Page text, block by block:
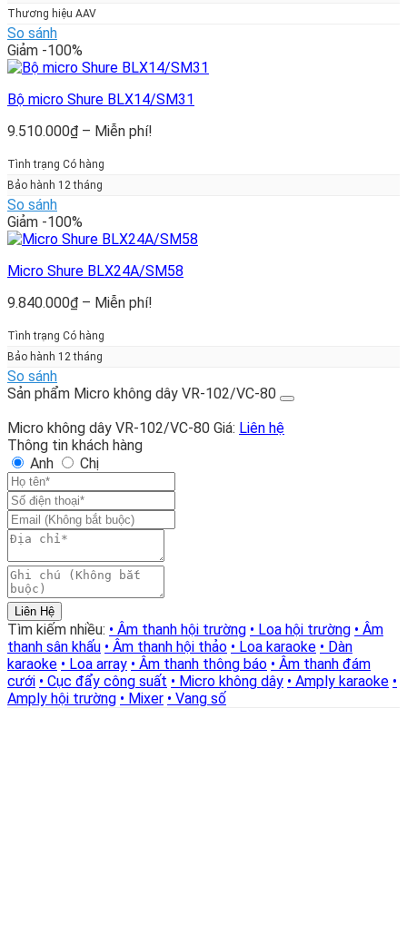
Thương hiệu AAV
So sánh
Giảm -100%
Bộ micro Shure BLX14/SM31
9.510.000₫ – Miễn phí!
phí!
Tình trạng Có hàng
Bảo hành 12 tháng
So sánh
Giảm -100%
Micro Shure BLX24A/SM58
9.840.000₫ – Miễn phí!
Miễn
phí!
Tình trạng Có hàng
Bảo hành 12 tháng
So sánh
Sản phẩm Micro không dây VR-102/VC-80
Micro không dây VR-102/VC-80 Giá: Liên hệ
Thông tin khách hàng
Anh
Chị
Liên Hệ
Tìm kiếm nhiều: • Âm thanh hội trường • Loa hội trường • Âm
thanh sân khấu • Âm thanh hội thảo • Loa karaoke • Dàn
karaoke • Loa array • Âm thanh thông báo • Âm thanh đám
cưới • Cục đẩy công suất • Micro không dây • Amply karaoke •
Amply hội trường • Mixer • Vang số